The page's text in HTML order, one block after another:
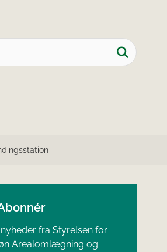
nyheder fra Styrelsen for
Arealomlægning og